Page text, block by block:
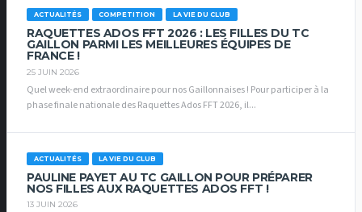
ACTUALITÉS COMPETITION LA VIE DU CLUB
RAQUETTES ADOS FFT 2026 : LES FILLES DU TC
GAILLON PARMI LES MEILLEURES ÉQUIPES DE
FRANCE !
25 JUIN 2026
Quel week-end extraordinaire pour nos Gaillonnaises ! Pour participer à la
phase finale nationale des Raquettes Ados FFT 2026, il...
ACTUALITÉS LA VIE DU CLUB
PAULINE PAYET AU TC GAILLON POUR PRÉPARER
NOS FILLES AUX RAQUETTES ADOS FFT !
13 JUIN 2026